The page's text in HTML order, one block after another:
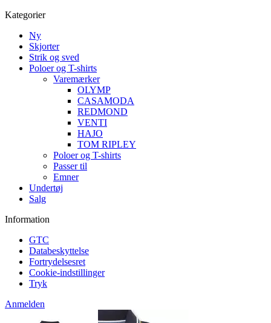
Kategorier
Ny
Skjorter
Strik og sved
Poloer og T-shirts
Varemærker
OLYMP
CASAMODA
REDMOND
VENTI
HAJO
TOM RIPLEY
Poloer og T-shirts
Passer til
Emner
Undertøj
Salg
Information
GTC
Databeskyttelse
Fortrydelsesret
Cookie-indstillinger
Tryk
Anmelden